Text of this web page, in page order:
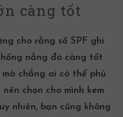
càng tốt
cho rằng số SPF ghi
nắng đó càng tốt.
chẳng ai có thể phủ
chọn cho mình kem
nhiên, bạn cũng không